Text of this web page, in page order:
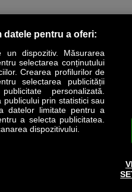
SPECIAL OPINII
Revista Business Magazin
Abonează-te şi primeşte revista acasă
pentru a oferi:
un dispozitiv. Măsurarea
selectarea conținutului
Crearea profilurilor de
selectarea publicității
personalizată.
prin statistici sau
datelor limitate pentru a
a selecta publicitatea.
dispozitivului.